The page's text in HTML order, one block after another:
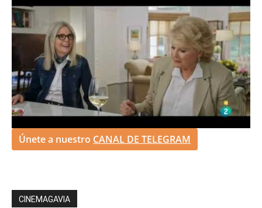
Únete a nuestro CANAL DE TELEGRAM
CINEMAGAVIA